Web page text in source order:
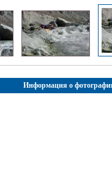
Информация о